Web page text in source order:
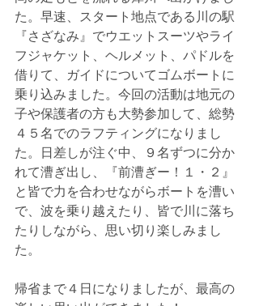
た。早速、スタート地点である川の駅
『さざなみ』でウエットスーツやライ
フジャケット、ヘルメット、パドルを
借りて、ガイドについてゴムボートに
乗り込みました。今回の活動は地元の
子や保護者の方も大勢参加して、総勢
４５名でのラフティングになりまし
た。日差しが注ぐ中、９名ずつに分か
れて漕ぎ出し、『前漕ぎー！１・２』
と皆で力を合わせながらボートを漕い
で、波を乗り越えたり、皆で川に落ち
たりしながら、思い切り楽しみまし
た。
帰省まで４日になりましたが、最高の